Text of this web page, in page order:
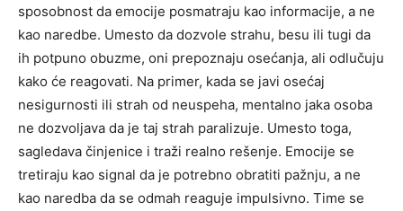
sposobnost da emocije posmatraju kao informacije, a ne
kao naredbe. Umesto da dozvole strahu, besu ili tugi da
ih potpuno obuzme, oni prepoznaju osećanja, ali odlučuju
kako će reagovati. Na primer, kada se javi osećaj
nesigurnosti ili strah od neuspeha, mentalno jaka osoba
ne dozvoljava da je taj strah paralizuje. Umesto toga,
sagledava činjenice i traži realno rešenje. Emocije se
tretiraju kao signal da je potrebno obratiti pažnju, a ne
kao naredba da se odmah reaguje impulsivno. Time se